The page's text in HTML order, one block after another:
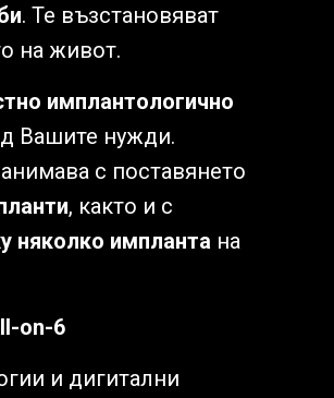
. Те възстановяват
на живот.
имплантологично
Вашите нужди.
с поставянето
, както и с
няколко импланта на
on-6
и дигитални